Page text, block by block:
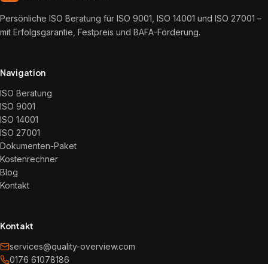
Persönliche ISO Beratung für ISO 9001, ISO 14001 und ISO 27001 –
mit Erfolgsgarantie, Festpreis und BAFA-Förderung.
Navigation
ISO Beratung
ISO 9001
ISO 14001
ISO 27001
Dokumenten-Paket
Kostenrechner
Blog
Kontakt
Kontakt
services@quality-overview.com
0176 61078186